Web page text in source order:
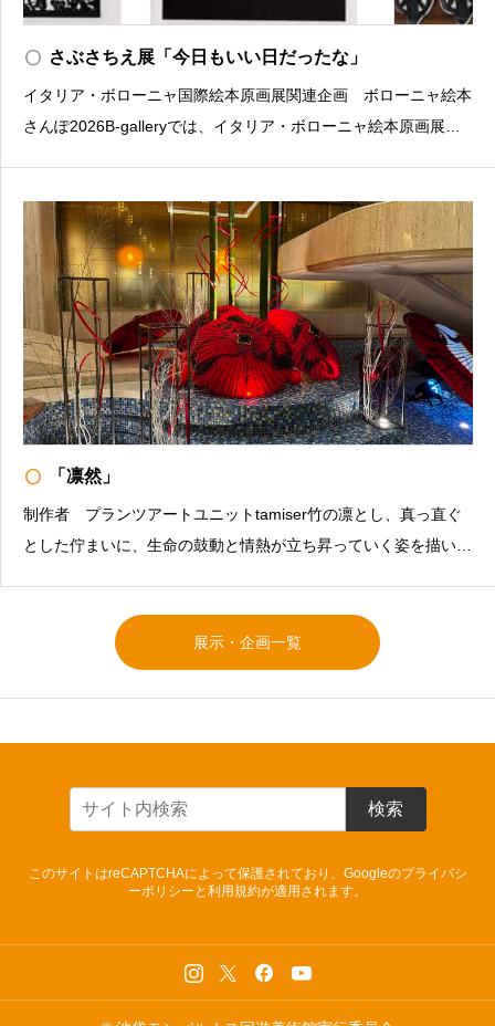
radio_button_unchecked さぶさちえ展「今日もいい日だったな」
イタリア・ボローニャ国際絵本原画展関連企画 ボローニャ絵本
さんぽ2026B-galleryでは、イタリア・ボローニャ絵本原画展の
「今日もいい日だったな」を開催する運びとなり
radio_button_unchecked 「凛然」
制作者 プランツアートユニットtamiser竹の凛とし、真っ直ぐ
とした佇まいに、生命の鼓動と情熱が立ち昇っていく姿を描いた
展示・企画一覧
検索
このサイトはreCAPTCHAによって保護されており、Googleのプライバシ
ーポリシー と利用規約が適用されます。